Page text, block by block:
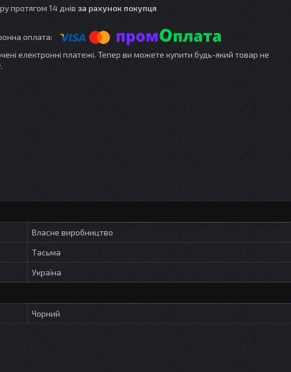
протягом 14 днів за рахунок покупця
електронні платежі. Тепер ви можете купити будь-який товар не
Власне виробництво
Тасьма
Україна
Чорний